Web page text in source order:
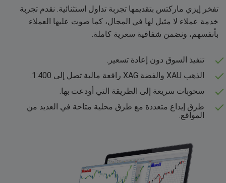
تفخر إيزي ماركتس بتقديمها تجربة تداول استثنائية. نقدم تجربة
خدمة عملاء لا مثيل لها في المجال، كما صوت عليها العملاء
بأنفسهم، ونضمن شفافية سعرية كاملة.
تنفيذ السوق دون إعادة تسعير.
الذهب XAU والفضة XAG رافعة مالية تصل إلى 1:400.
سحوبات سريعة إلى الطريقة التي أودعت بها.
طرق إيداع متعددة مع طرق محلية متاحة في العديد من
المواقع.